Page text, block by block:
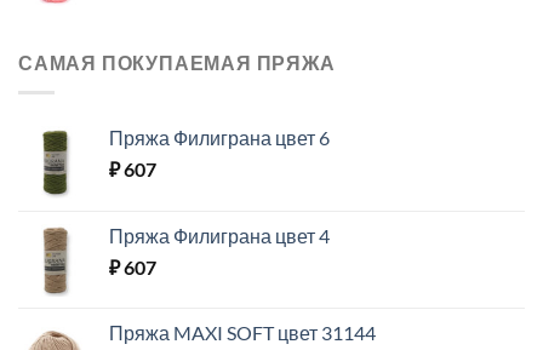
САМАЯ ПОКУПАЕМАЯ ПРЯЖА
Пряжа Филиграна цвет 6
₽607
Пряжа Филиграна цвет 4
₽607
Пряжа MAXI SOFT цвет 31144